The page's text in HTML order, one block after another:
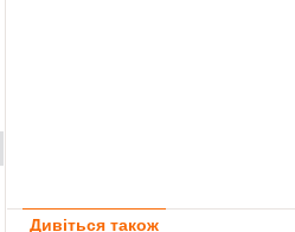
Дивіться також